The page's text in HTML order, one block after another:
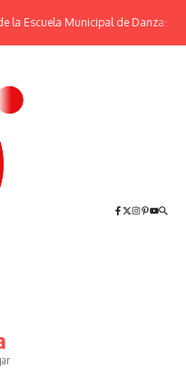
la Escuela Municipal de Danzas “El